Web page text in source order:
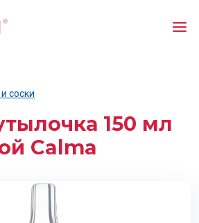
соски
150 мл
Calma